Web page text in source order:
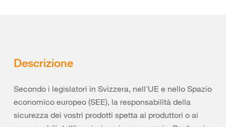
Descrizione
Secondo i legislatori in Svizzera, nell'UE e nello Spazio
economico europeo (SEE), la responsabilità della
sicurezza dei vostri prodotti spetta ai produttori o ai